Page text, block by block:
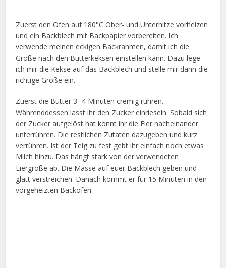
Zuerst den Ofen auf 180°C Ober- und Unterhitze vorheizen
und ein Backblech mit Backpapier vorbereiten. Ich
verwende meinen eckigen Backrahmen, damit ich die
Größe nach den Butterkeksen einstellen kann. Dazu lege
ich mir die Kekse auf das Backblech und stelle mir dann die
richtige Größe ein.
Zuerst die Butter 3- 4 Minuten cremig rühren.
Währenddessen lasst ihr den Zucker einrieseln. Sobald sich
der Zucker aufgelöst hat könnt ihr die Eier nacheinander
unterrühren. Die restlichen Zutaten dazugeben und kurz
verrühren. Ist der Teig zu fest gebt ihr einfach noch etwas
Milch hinzu. Das hängt stark von der verwendeten
Eiergröße ab. Die Masse auf euer Backblech geben und
glatt verstreichen. Danach kommt er für 15 Minuten in den
vorgeheizten Backofen.